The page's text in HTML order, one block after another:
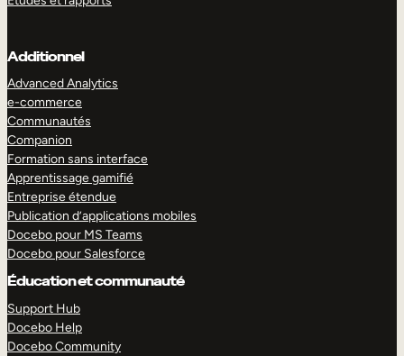
Additionnel
Advanced Analytics
e-commerce
Communautés
Companion
Formation sans interface
Apprentissage gamifié
Entreprise étendue
Publication d’applications mobiles
Docebo pour MS Teams
Docebo pour Salesforce
Éducation et communauté
Support Hub
Docebo Help
Docebo Community